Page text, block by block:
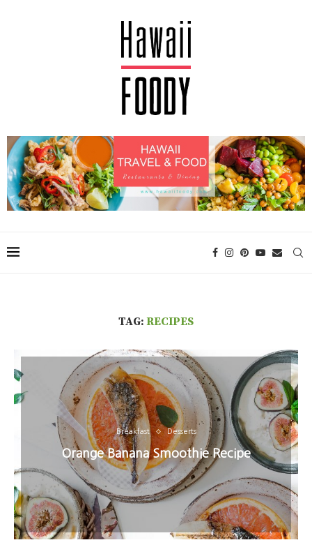
TAG: RECIPES
Breakfast Desserts
Orange Banana Smoothie Recipe